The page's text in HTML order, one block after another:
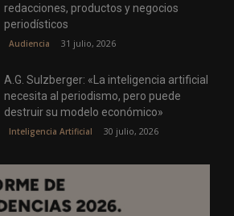
redacciones, productos y negocios
periodísticos
Audiencia 31 julio, 2026
A.G. Sulzberger: «La inteligencia artificial
necesita al periodismo, pero puede
destruir su modelo económico»
Inteligencia Artificial 30 julio, 2026